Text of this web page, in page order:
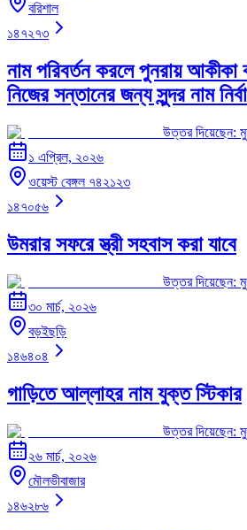
বরিশাল
১৪৭২৭৩
নাম পরিবর্তন করলে পুনরায়
নিজের সন্তানের জন্য সুন্দর নাম
উত্তর দিয়েছেন:
১ এপ্রিল, ২০২৬
ওয়েস্ট বেঙ্গল ৭৪২১২৩
১৪৭০৫৬
উমরার সফরে স্ত্রী সহবাস করা যাবে
উত্তর দিয়েছেন:
৩০ মার্চ, ২০২৬
বড়ইছড়ি
১৪৬৪০৪
গাড়িতে আল্লাহর নাম যুক্ত স্টিকার
উত্তর দিয়েছেন:
২৬ মার্চ, ২০২৬
মৌলভীবাজার
১৪৬২৮৬